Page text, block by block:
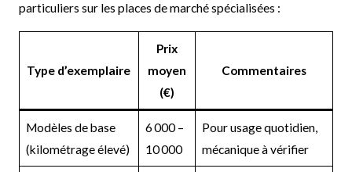
particuliers sur les places de marché spécialisées :
Type d’exemplaire
Prix
moyen
(€)
Commentaires
Modèles de base
(kilométrage élevé)
6 000 –
10 000
Pour usage quotidien,
mécanique à vérifier